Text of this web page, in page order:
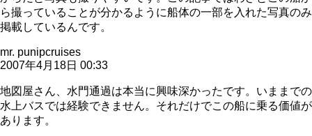
ら撮っていることが分かるように船体の一部を入れた写真のみ
掲載しているんです。
mr. punipcruises
2007年4月18日 00:33
地図屋さん、水門通過は本当に興味深かったです。いままでの
水上バスでは経験できません。それだけでこの船に乗る価値が
あります。